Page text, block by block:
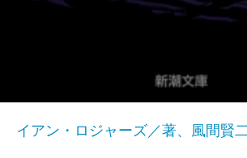
イアン・ロジャーズ／著、風間賢